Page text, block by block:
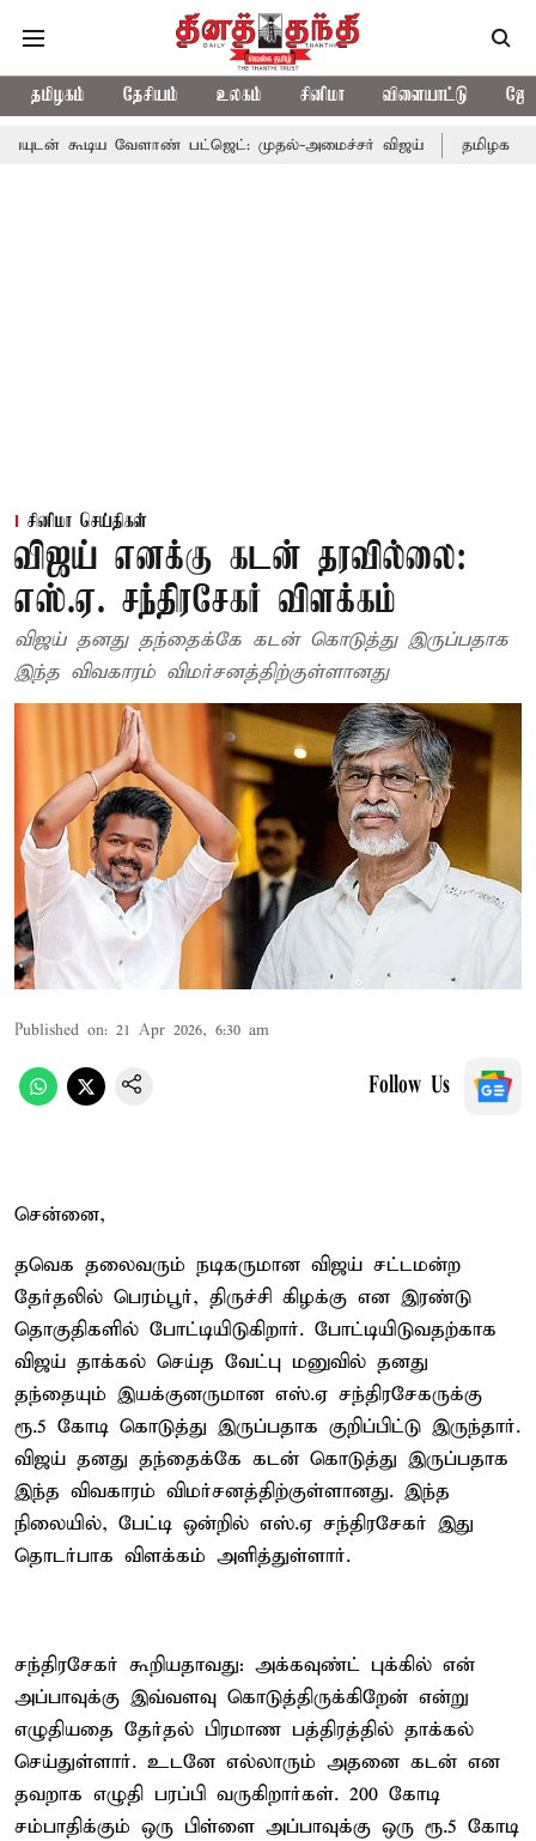
தமிழகம் தேசியம் உலகம் சினிமா விளையாட்டு
வேளாண் பட்ஜெட்: முதல்-அமைச்சர் விஜய் தமிழக அரசியலில்
சினிமா செய்திகள்
விஜய் எனக்கு கடன் தரவில்லை:
எஸ்.ஏ. சந்திரசேகர் விளக்கம்
விஜய் தனது தந்தைக்கே கடன் கொடுத்து இருப்பதாக
இந்த விவகாரம் விமர்சனத்திற்குள்ளானது
Published on: 21 Apr 2026, 6:30 am
Follow Us
சென்னை,
தவெக தலைவரும் நடிகருமான விஜய் சட்டமன்ற
தேர்தலில் பெரம்பூர், திருச்சி கிழக்கு என இரண்டு
தொகுதிகளில் போட்டியிடுகிறார். போட்டியிடுவதற்காக
விஜய் தாக்கல் செய்த வேட்பு மனுவில் தனது
தந்தையும் இயக்குனருமான எஸ்.ஏ சந்திரசேகருக்கு
ரூ.5 கோடி கொடுத்து இருப்பதாக குறிப்பிட்டு இருந்தார்.
விஜய் தனது தந்தைக்கே கடன் கொடுத்து இருப்பதாக
இந்த விவகாரம் விமர்சனத்திற்குள்ளானது. இந்த
நிலையில், பேட்டி ஒன்றில் எஸ்.ஏ சந்திரசேகர் இது
தொடர்பாக விளக்கம் அளித்துள்ளார்.
சந்திரசேகர் கூறியதாவது: அக்கவுண்ட் புக்கில் என்
அப்பாவுக்கு இவ்வளவு கொடுத்திருக்கிறேன் என்று
எழுதியதை தேர்தல் பிரமாண பத்திரத்தில் தாக்கல்
செய்துள்ளார். உடனே எல்லாரும் அதனை கடன் என
தவறாக எழுதி பரப்பி வருகிறார்கள். 200 கோடி
சம்பாதிக்கும் ஒரு பிள்ளை அப்பாவுக்கு ஒரு ரூ.5 கோடி